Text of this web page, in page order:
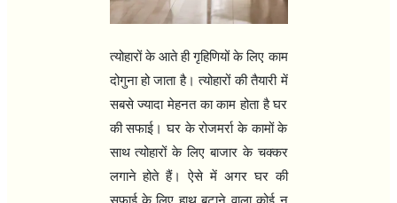
त्योहारों के आते ही गृहिणियों के लिए काम
दोगुना हो जाता है। त्योहारों की तैयारी में
सबसे ज्यादा मेहनत का काम होता है घर
की सफाई। घर के रोजमर्रा के कामों के
साथ त्योहारों के लिए बाजार के चक्कर
लगाने होते हैं। ऐसे में अगर घर की
सफाई के लिए हाथ बटाने वाला कोई न